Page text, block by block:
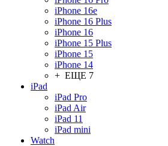
iPhone 16e
iPhone 16 Plus
iPhone 16
iPhone 15 Plus
iPhone 15
iPhone 14
+ ЕЩЕ 7
iPad
iPad Pro
iPad Air
iPad 11
iPad mini
Watch